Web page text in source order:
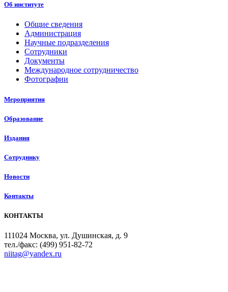
Об институте
Общие сведения
Администрация
Научные подразделения
Сотрудники
Документы
Международное сотрудничество
Фотографии
Мероприятия
Образование
Издания
Сотруднику
Новости
Контакты
КОНТАКТЫ
111024 Москва, ул. Душинская, д. 9
тел./факс: (499) 951-82-72
niitag@yandex.ru